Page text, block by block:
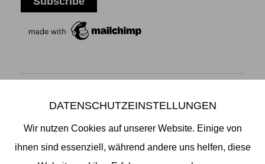
Mikiko Sato Gallery ı Klosterwall 13 ı 20095 Hamburg
DATENSCHUTZEINSTELLUNGEN
Wir nutzen Cookies auf unserer Website. Einige von
ihnen sind essenziell, während andere uns helfen, diese